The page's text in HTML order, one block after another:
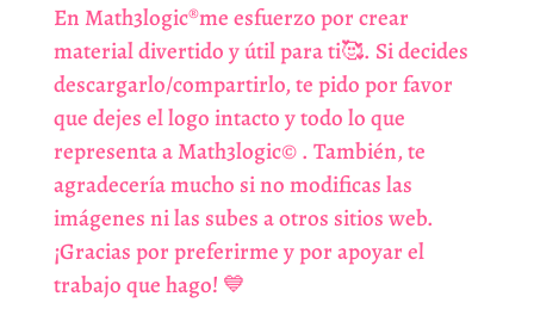
En Math3logic®️me esfuerzo por crear
material divertido y útil para ti🥰. Si decides
descargarlo/compartirlo, te pido por favor
que dejes el logo intacto y todo lo que
representa a Math3logic©️ . También, te
agradecería mucho si no modificas las
imágenes ni las subes a otros sitios web.
¡Gracias por preferirme y por apoyar el
trabajo que hago! 💙